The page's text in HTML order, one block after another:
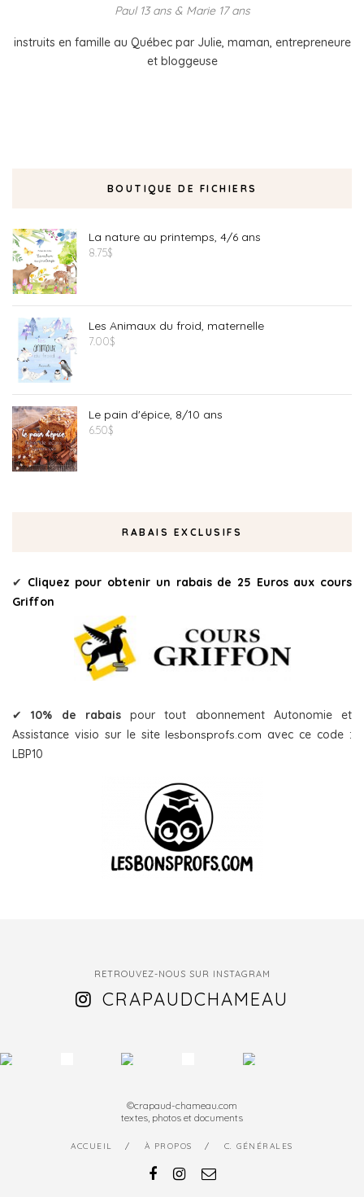
Paul 13 ans & Marie 17 ans
instruits en famille au Québec par Julie, maman, entrepreneure
et bloggeuse
BOUTIQUE DE FICHIERS
La nature au printemps, 4/6 ans
8.75$
Les Animaux du froid, maternelle
7.00$
Le pain d'épice, 8/10 ans
6.50$
RABAIS EXCLUSIFS
✔ Cliquez pour obtenir un rabais de 25 Euros aux cours
Griffon
✔10% de rabaispour tout abonnement Autonomie et
Assistance visio sur le site lesbonsprofs.com avec ce code :
LBP10
RETROUVEZ-NOUS SUR INSTAGRAM
CRAPAUDCHAMEAU
©crapaud-chameau.com
textes, photos et documents
ACCUEIL À PROPOS C. GÉNÉRALES